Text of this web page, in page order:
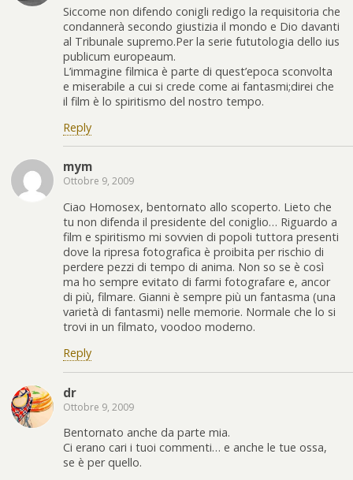
Siccome non difendo conigli redigo la requisitoria che
condannerà secondo giustizia il mondo e Dio davanti
al Tribunale supremo.Per la serie fututologia dello ius
publicum europeaum.
L’immagine filmica è parte di quest’epoca sconvolta
e miserabile a cui si crede come ai fantasmi;direi che
il film è lo spiritismo del nostro tempo.
Reply
mym
Ottobre 9, 2009
Ciao Homosex, bentornato allo scoperto. Lieto che
tu non difenda il presidente del coniglio… Riguardo a
film e spiritismo mi sovvien di popoli tuttora presenti
dove la ripresa fotografica è proibita per rischio di
perdere pezzi di tempo di anima. Non so se è così
ma ho sempre evitato di farmi fotografare e, ancor
di più, filmare. Gianni è sempre più un fantasma (una
varietà di fantasmi) nelle memorie. Normale che lo si
trovi in un filmato, voodoo moderno.
Reply
dr
Ottobre 9, 2009
Bentornato anche da parte mia.
Ci erano cari i tuoi commenti… e anche le tue ossa,
se è per quello.